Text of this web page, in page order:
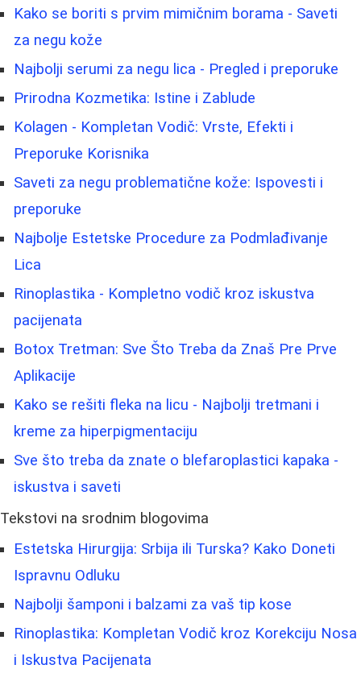
Kako se boriti s prvim mimičnim borama - Saveti
za negu kože
Najbolji serumi za negu lica - Pregled i preporuke
Prirodna Kozmetika: Istine i Zablude
Kolagen - Kompletan Vodič: Vrste, Efekti i
Preporuke Korisnika
Saveti za negu problematične kože: Ispovesti i
preporuke
Najbolje Estetske Procedure za Podmlađivanje
Lica
Rinoplastika - Kompletno vodič kroz iskustva
pacijenata
Botox Tretman: Sve Što Treba da Znaš Pre Prve
Aplikacije
Kako se rešiti fleka na licu - Najbolji tretmani i
kreme za hiperpigmentaciju
Sve što treba da znate o blefaroplastici kapaka -
iskustva i saveti
Tekstovi na srodnim blogovima
Estetska Hirurgija: Srbija ili Turska? Kako Doneti
Ispravnu Odluku
Najbolji šamponi i balzami za vaš tip kose
Rinoplastika: Kompletan Vodič kroz Korekciju Nosa
i Iskustva Pacijenata